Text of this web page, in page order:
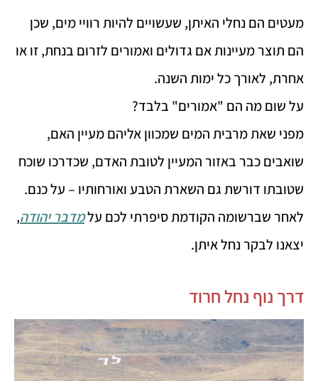
מעטים הם נחלי האיתן, שעשויים להיות רוויי מים, שכן
הם תוצר מעיינות אם גדולים ואמורים לזרום בנחת, זו או
אחרת, לאורך כל ימות השנה.
על שום מה הם "אמורים" בלבד?
מפני שאת מרבית המים שמכוון אליהם מעיין האם,
שואבים כבר באזור המעיין לטובת האדם, שכדרכו שוכח
שטובתו דורשת גם השארת הטבע ואורחותיו – על כנם.
לאחר שברשומה הקודמת סיפרתי לכם עלמדבר יהודה,
יצאנו לבקר נחל איתן.
דרך נוף נחל חרוד